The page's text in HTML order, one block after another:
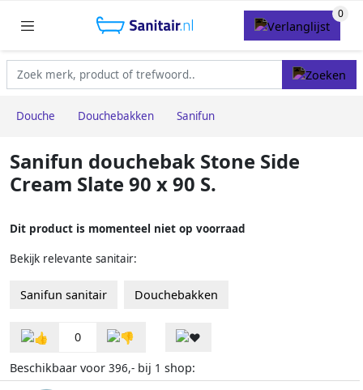
Douche Douchebakken Sanifun
Sanifun douchebak Stone Side
Cream Slate 90 x 90 S.
Dit product is momenteel niet op voorraad
Bekijk relevante sanitair:
Sanifun sanitair Douchebakken
0
Beschikbaar voor 396,- bij 1 shop: